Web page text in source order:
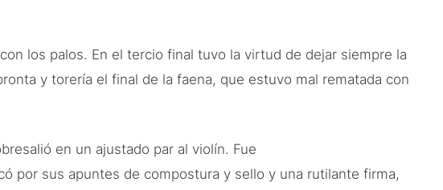
los palos. En el tercio final tuvo la virtud de dejar siempre la
y torería el final de la faena, que estuvo mal rematada con
en un ajustado par al violín. Fue
por sus apuntes de compostura y sello y una rutilante firma,